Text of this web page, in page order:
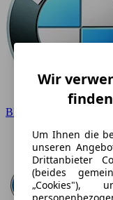
BMW
Wir
Um Ihnen die
unseren
Drittanbieter
(beides
„Cookies"),